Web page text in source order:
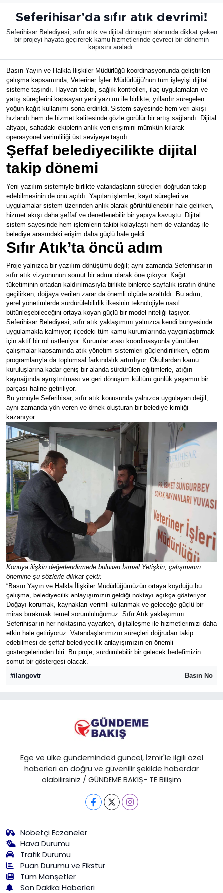
Seferihisar'da sıfır atık devrimi!
Seferihisar Belediyesi, sıfır atık ve dijital dönüşüm alanında dikkat çeken
bir projeyi hayata geçirerek kamu hizmetlerinde çevreci bir dönemin
kapısını araladı.
Basın Yayın ve Halkla İlişkiler Müdürlüğü koordinasyonunda geliştirilen
çalışma kapsamında, Veteriner İşleri Müdürlüğü’nün tüm işleyişi dijital
sisteme taşındı. Hayvan takibi, sağlık kontrolleri, ilaç uygulamaları ve
yatış süreçlerini kapsayan yeni yazılım ile birlikte, yıllardır süregelen
yoğun kağıt kullanımı sona erdirildi. Sistem sayesinde hem veri akışı
hızlandı hem de hizmet kalitesinde gözle görülür bir artış sağlandı. Dijital
altyapı, sahadaki ekiplerin anlık veri erişimini mümkün kılarak
operasyonel verimliliği üst seviyeye taşıdı.
Şeffaf belediyecilikte dijital
takip dönemi
Yeni yazılım sistemiyle birlikte vatandaşların süreçleri doğrudan takip
edebilmesinin de önü açıldı. Yapılan işlemler, kayıt süreçleri ve
uygulamalar sistem üzerinden anlık olarak görüntülenebilir hale gelirken,
hizmet akışı daha şeffaf ve denetlenebilir bir yapıya kavuştu. Dijital
sistem sayesinde hem işlemlerin takibi kolaylaştı hem de vatandaş ile
belediye arasındaki erişim daha güçlü hale geldi.
Sıfır Atık’ta öncü adım
Proje yalnızca bir yazılım dönüşümü değil; aynı zamanda Seferihisar’ın
sıfır atık vizyonunun somut bir adımı olarak öne çıkıyor. Kağıt
tüketiminin ortadan kaldırılmasıyla birlikte binlerce sayfalık israfın önüne
geçilirken, doğaya verilen zarar da önemli ölçüde azaltıldı. Bu adım,
yerel yönetimlerde sürdürülebilirlik ilkesinin teknolojiyle nasıl
bütünleşebileceğini ortaya koyan güçlü bir model niteliği taşıyor.
Seferihisar Belediyesi, sıfır atık yaklaşımını yalnızca kendi bünyesinde
uygulamakla kalmıyor; ilçedeki tüm kamu kurumlarında yaygınlaştırmak
için aktif bir rol üstleniyor. Kurumlar arası koordinasyonla yürütülen
çalışmalar kapsamında atık yönetimi sistemleri güçlendirilirken, eğitim
programlarıyla da toplumsal farkındalık artırılıyor. Okullardan kamu
kuruluşlarına kadar geniş bir alanda sürdürülen eğitimlerle, atığın
kaynağında ayrıştırılması ve geri dönüşüm kültürü günlük yaşamın bir
parçası haline getiriliyor.
Bu yönüyle Seferihisar, sıfır atık konusunda yalnızca uygulayan değil,
aynı zamanda yön veren ve örnek oluşturan bir belediye kimliği
kazanıyor.
Konuya ilişkin değerlendirmede bulunan İsmail Yetişkin, çalışmanın
önemine şu sözlerle dikkat çekti:
“Basın Yayın ve Halkla İlişkiler Müdürlüğümüzün ortaya koyduğu bu
çalışma, belediyecilik anlayışımızın geldiği noktayı açıkça gösteriyor.
Doğayı korumak, kaynakları verimli kullanmak ve geleceğe güçlü bir
miras bırakmak temel sorumluluğumuz. Sıfır Atık yaklaşımını
Seferihisar’ın her noktasına yayarken, dijitalleşme ile hizmetlerimizi daha
etkin hale getiriyoruz. Vatandaşlarımızın süreçleri doğrudan takip
edebilmesi de şeffaf belediyecilik anlayışımızın en önemli
göstergelerinden biri. Bu proje, sürdürülebilir bir gelecek hedefimizin
somut bir göstergesi olacak.”
#ilangovtr
Basın No
Ege ve ülke gündemindeki güncel, İzmir'le ilgili özel
haberleri en doğru ve güvenilir şekilde haberdar
olabilirsiniz / GÜNDEME BAKIŞ- TE Bilişim
Nöbetçi Eczaneler
Hava Durumu
Trafik Durumu
Puan Durumu ve Fikstür
Tüm Manşetler
Son Dakika Haberleri
KÜLTÜR SANAT
MAGAZİN
POLİTİKA
SAĞLIK
Siyaset
SPOR
TEKNOLOJİ
Yaşam
YEREL POLİTİKA
YEREL YÖNETİMLER
Yurt